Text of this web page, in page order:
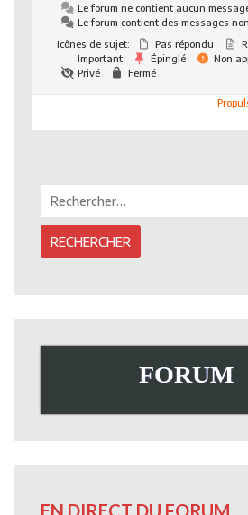
Le forum ne contient aucun
Le forum contient des messages
Icônes de sujet:
Pas répondu
Important
Épinglé Non
Privé
Fermé
FORUM
EN DIRECT DU FORUM